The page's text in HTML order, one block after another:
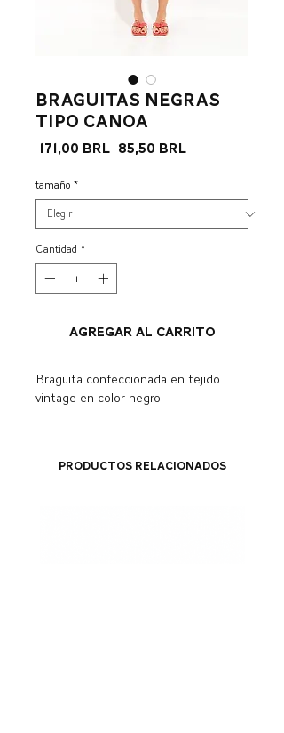
Braguitas negras
tipo canoa
171,00 BRL Precio
85,50 BRLPrecio
tamaño *
Cantidad *
Agregar al carrito
Braguita confeccionada en tejido
vintage en color negro.
Productos relacionados